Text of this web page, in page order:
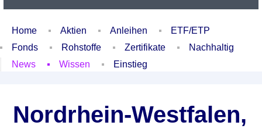
Home Aktien Anleihen
ETF/ETP
Fonds
Rohstoffe Zertifikate
Nachhaltig
News
Wissen Einstieg
Nordrhein-Westfalen,